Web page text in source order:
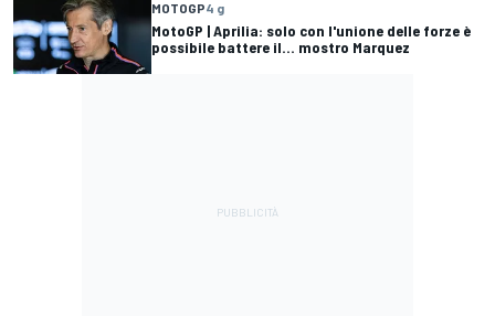
MOTOGP4 g
MotoGP | Aprilia: solo con l'unione delle forze è
possibile battere il... mostro Marquez